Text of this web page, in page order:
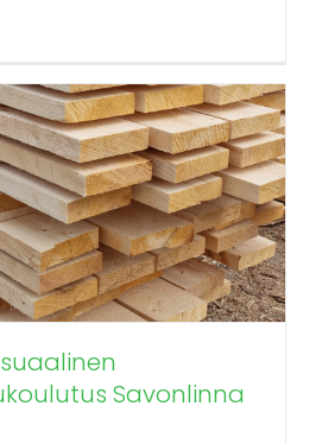
Savonlinna